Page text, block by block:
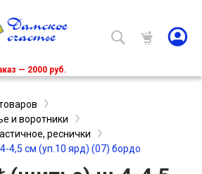
— 2000 руб.
и воротники
реснички
4,5 см (уп.10 ярд) (07) бордо